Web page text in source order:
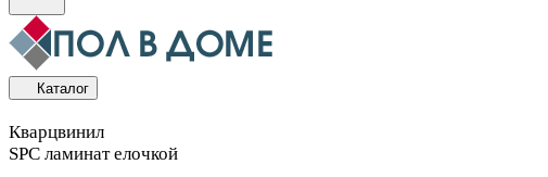
Каталог
Кварцвинил
SPC ламинат елочкой